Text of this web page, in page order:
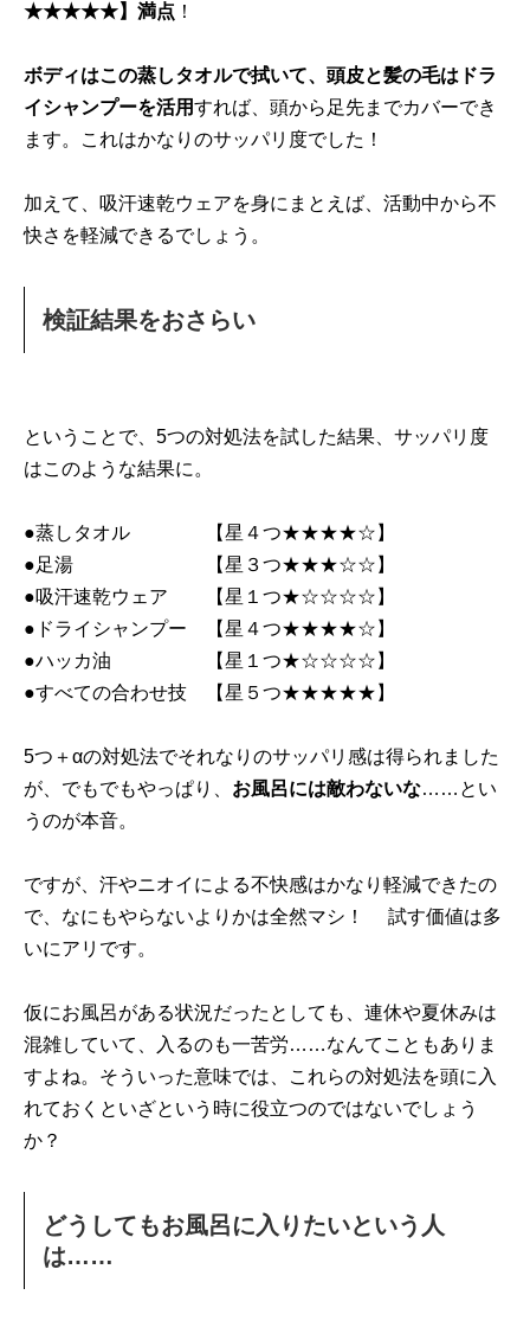
★★★★★】満点 ！
ボディはこの蒸しタオルで拭いて、頭皮と髪の毛はドラ
イシャンプーを活用すれば、頭から足先までカバーでき
ます。これはかなりのサッパリ度でした！
加えて、吸汗速乾ウェアを身にまとえば、活動中から不
快さを軽減できるでしょう。
検証結果をおさらい
ということで、5つの対処法を試した結果、サッパリ度
はこのような結果に。
●蒸しタオル 【星４つ★★★★☆】
●足湯 【星３つ★★★☆☆】
●吸汗速乾ウェア 【星１つ★☆☆☆☆】
●ドライシャンプー 【星４つ★★★★☆】
●ハッカ油 【星１つ★☆☆☆☆】
●すべての合わせ技 【星５つ★★★★★】
5つ＋αの対処法でそれなりのサッパリ感は得られました
が、でもでもやっぱり、 お風呂には敵わないな……とい
うのが本音。
ですが、汗やニオイによる不快感はかなり軽減できたの
で、なにもやらないよりかは全然マシ！ 試す価値は多
いにアリです。
仮にお風呂がある状況だったとしても、連休や夏休みは
混雑していて、入るのも一苦労……なんてこともありま
すよね。そういった意味では、これらの対処法を頭に入
れておくといざという時に役立つのではないでしょう
か？
どうしてもお風呂に入りたいという人
は……